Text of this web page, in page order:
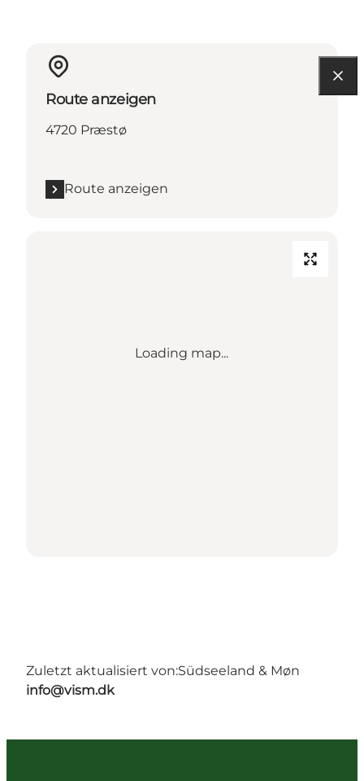
Route anzeigen
4720 Præstø
Route anzeigen
Loading map...
Zuletzt aktualisiert von:Südseeland & Møn
info@vism.dk